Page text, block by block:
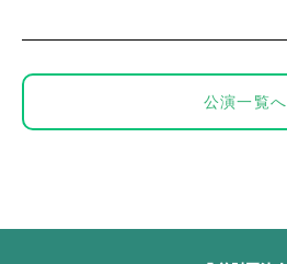
公演一覧へ